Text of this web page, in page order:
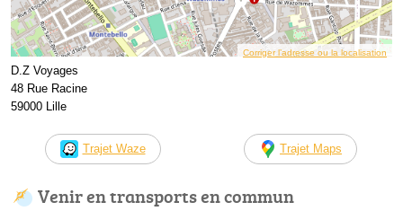
Corriger l’adresse ou la localisation
D.Z Voyages
48 Rue Racine
59000 Lille
Trajet Waze Trajet Maps
Venir en transports en commun